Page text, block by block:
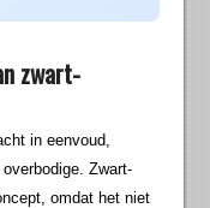
zwart-
in eenvoud,
Zwart-
omdat het niet